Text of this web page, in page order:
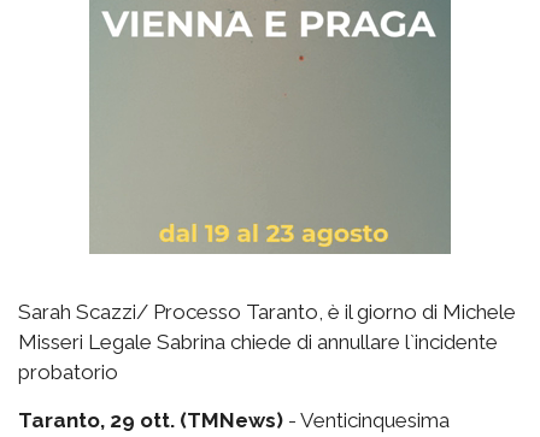
Sarah Scazzi/ Processo Taranto, è il giorno di Michele
Misseri Legale Sabrina chiede di annullare l`incidente
probatorio
Taranto, 29 ott. (TMNews) - Venticinquesima